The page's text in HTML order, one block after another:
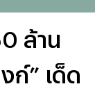
ล้าน
ก์” เด็ด